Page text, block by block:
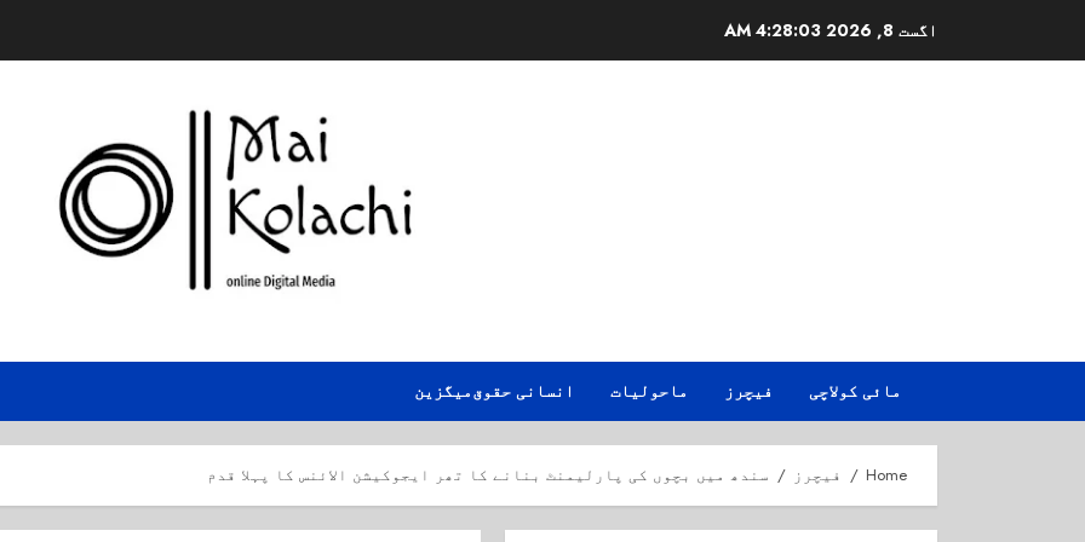
اگست 8, 2026 4:28:04 AM
مائی کولاچی فیچرز ماحولیات انسانی حقوقمیگزین
Home فیچرز سندھ میں بچوں کی پارلیمنٹ بنانے کا تھر ایجوکیشن الائنس کا پہلا قدم